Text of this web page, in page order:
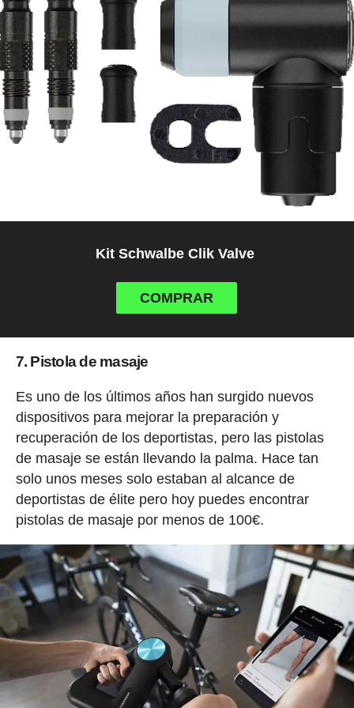
Kit Schwalbe Clik Valve
COMPRAR
7. Pistola de masaje
Es uno de los últimos años han surgido nuevos
dispositivos para mejorar la preparación y
recuperación de los deportistas, pero las pistolas
de masaje se están llevando la palma. Hace tan
solo unos meses solo estaban al alcance de
deportistas de élite pero hoy puedes encontrar
pistolas de masaje por menos de 100€.